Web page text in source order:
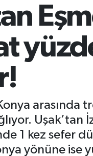
arasında
1 kez sefer
yönüne ise